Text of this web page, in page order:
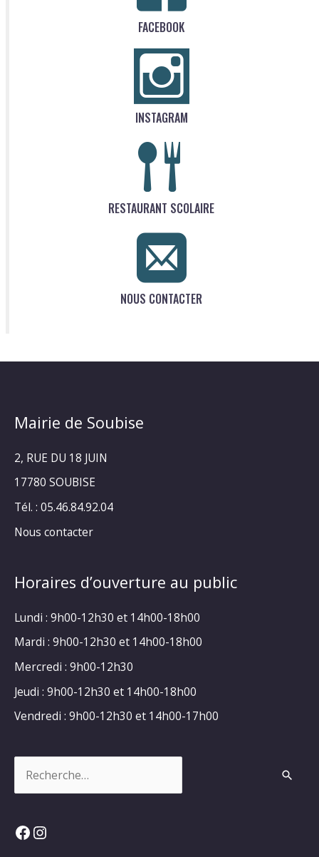
FACEBOOK
INSTAGRAM
RESTAURANT SCOLAIRE
NOUS CONTACTER
Mairie de Soubise
2, RUE DU 18 JUIN
17780 SOUBISE
Tél. : 05.46.84.92.04
Nous contacter
Horaires d’ouverture au public
Lundi : 9h00-12h30 et 14h00-18h00
Mardi : 9h00-12h30 et 14h00-18h00
Mercredi : 9h00-12h30
Jeudi : 9h00-12h30 et 14h00-18h00
Vendredi : 9h00-12h30 et 14h00-17h00
Facebook
Instagram